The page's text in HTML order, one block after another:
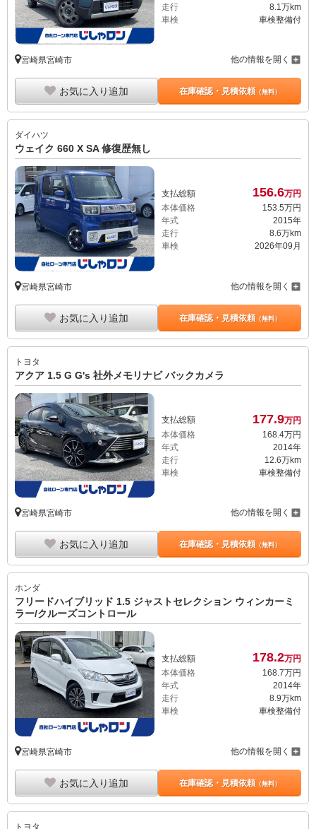
走行
8.1万km
車検
車検整備付
宮崎県宮崎市 他の情報を開く
お気に入り追加 在庫確認・見積依頼（無料）
ダイハツ
ウェイク 660 X SA 修復歴無し
支払総額 156.6万円
本体価格
153.5万円
年式
2015年
走行
8.6万km
車検
2026年09月
宮崎県宮崎市 他の情報を開く
お気に入り追加 在庫確認・見積依頼（無料）
トヨタ
アクア 1.5 G G's 社外メモリナビ バックカメラ
支払総額 177.9万円
本体価格
168. 4万円
年式
2014年
走行
12.6万km
車検
車検整備付
宮崎県宮崎市 他の情報を開く
お気に入り追加 在庫確認・見積依頼（無料）
ホンダ
フリードハイブリッド 1.5 ジャストセレクション ウィンカーミ
ラー/クルーズコントロール
支払総額 178.2万円
本体価格
168.7万円
年式
2014年
走行
8.9万km
車検
車検整備付
宮崎県宮崎市 他の情報を開く
お気に入り追加 在庫確認・見積依頼（無料）
トヨタ